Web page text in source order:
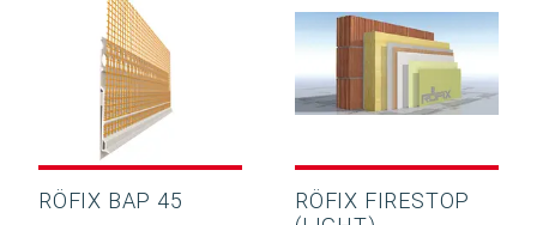
RÖFIX BAP 45
RÖFIX FIRESTOP